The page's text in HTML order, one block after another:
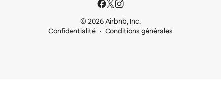
© 2026 Airbnb, Inc.
Confidentialité
Conditions générales